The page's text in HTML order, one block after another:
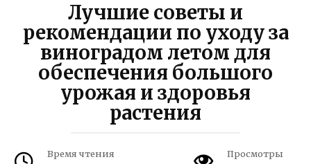
Лучшие советы и
рекомендации по уходу за
виноградом летом для
обеспечения большого
урожая и здоровья
растения
Время чтения Просмотры